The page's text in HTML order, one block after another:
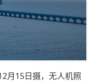
月15日摄，无人机照